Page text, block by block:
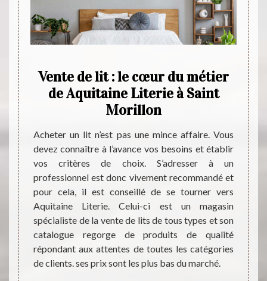
de
il
sont
de lit
qui
vous
pour
Vente de lit : le cœur du métier
de Aquitaine Literie à Saint
Morillon
Acheter un lit n’est pas une mince affaire. Vous
devez connaître à l’avance vos besoins et établir
vos critères de choix. S’adresser à un
professionnel est donc vivement recommandé et
pour cela, il est conseillé de se tourner vers
Aquitaine Literie. Celui-ci est un magasin
spécialiste de la vente de lits de tous types et son
catalogue regorge de produits de qualité
répondant aux attentes de toutes les catégories
de clients. ses prix sont les plus bas du marché.
La
À
plus
s'en
de
bon
Pour